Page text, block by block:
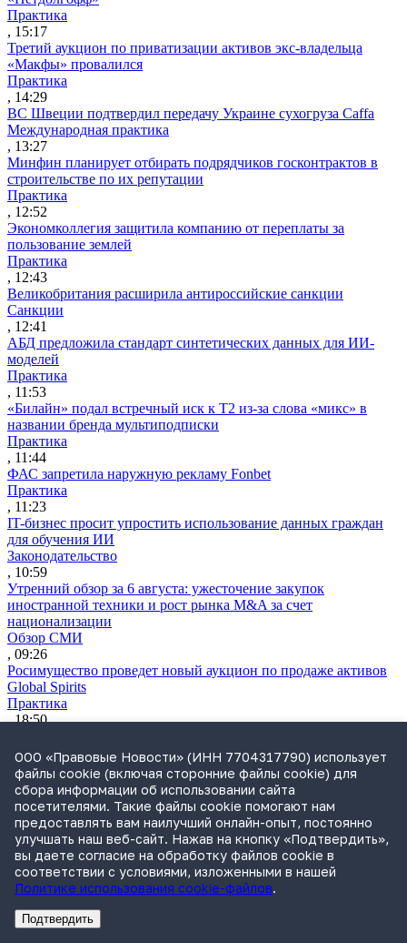
Практика
, 15:17
Третий аукцион по приватизации активов экс-владельца
«Макфы» провалился
Практика
, 14:29
ВС Швеции подтвердил передачу Украине сухогруза Caffa
Международная практика
, 13:27
Минфин планирует отбирать подрядчиков госконтрактов в
строительстве по их репутации
Практика
, 12:52
Экономколлегия защитила компанию от переплаты за
пользование землей
Практика
, 12:43
Великобритания расширила антироссийские санкции
Санкции
, 12:41
АБД предложила стандарт синтетических данных для ИИ-
моделей
Практика
, 11:53
«Билайн» подал встречный иск к Т2 из-за слова «микс» в
названии бренда мультиподписки
Практика
, 11:44
ФАС запретила наружную рекламу Fonbet
Практика
, 11:23
IT-бизнес просит упростить использование данных граждан
для обучения ИИ
Законодательство
, 10:59
Утренний обзор за 6 августа: ужесточение закупок
иностранной техники и рост рынка M&A за счет
национализации
Обзор СМИ
, 09:26
Росимущество проведет новый аукцион по продаже активов
Global Spirits
Практика
, 18:50
руководитель
Практика
, 18:47
Путин подписал закон о новых правилах комплексного
развития территорий
Законодательство
, 18:24
ВС защитил право на взыскание займа по расписке
Практика
, 17:11
Сбербанк планирует банкротить «Евротранс»
Практика
РекламаАдвокатское бюро Санкт-Петербурга «Вертикаль» ИНН 7841290773
ООО «Правовые Новости» (ИНН 7704317790) использует
файлы cookie (включая сторонние файлы cookie) для
сбора информации об использовании сайта
посетителями. Такие файлы cookie помогают нам
предоставлять вам наилучший онлайн-опыт, постоянно
улучшать наш веб-сайт. Нажав на кнопку «Подтвердить»,
вы даете согласие на обработку файлов cookie в
соответствии с условиями, изложенными в нашей
Политике использования cookie-файлов.
Подтвердить